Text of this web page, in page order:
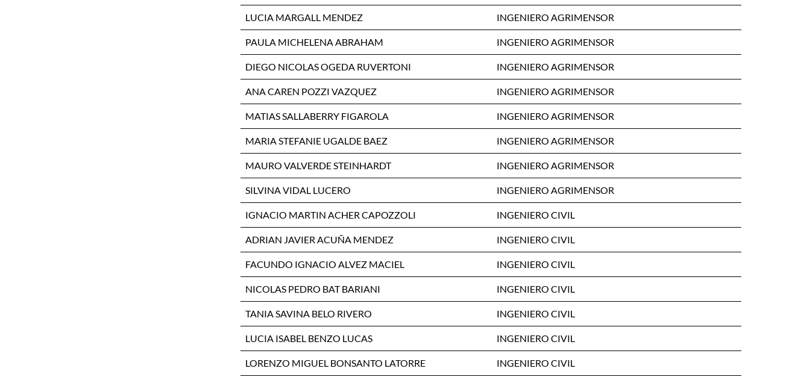
LUCIA MARGALL MENDEZ INGENIERO AGRIMENSOR
PAULA MICHELENA ABRAHAM INGENIERO AGRIMENSOR
DIEGO NICOLAS OGEDA RUVERTONI INGENIERO AGRIMENSOR
ANA CAREN POZZI VAZQUEZ INGENIERO AGRIMENSOR
MATIAS SALLABERRY FIGAROLA INGENIERO AGRIMENSOR
MARIA STEFANIE UGALDE BAEZ INGENIERO AGRIMENSOR
MAURO VALVERDE STEINHARDT INGENIERO AGRIMENSOR
SILVINA VIDAL LUCERO INGENIERO AGRIMENSOR
IGNACIO MARTIN ACHER CAPOZZOLI INGENIERO CIVIL
ADRIAN JAVIER ACUÑA MENDEZ INGENIERO CIVIL
FACUNDO IGNACIO ALVEZ MACIEL INGENIERO CIVIL
NICOLAS PEDRO BAT BARIANI INGENIERO CIVIL
TANIA SAVINA BELO RIVERO INGENIERO CIVIL
LUCIA ISABEL BENZO LUCAS INGENIERO CIVIL
LORENZO MIGUEL BONSANTO LATORRE INGENIERO CIVIL